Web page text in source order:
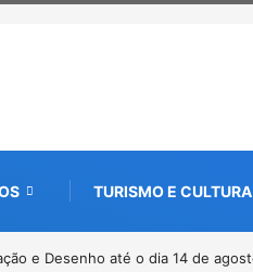
TURISMO E CULTURA